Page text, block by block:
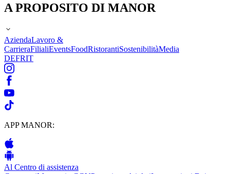
A PROPOSITO DI MANOR
AziendaLavoro &
CarrieraFilialiEventsFoodRistorantiSostenibilitàMedia
DEFRIT
APP MANOR:
Al Centro di assistenza